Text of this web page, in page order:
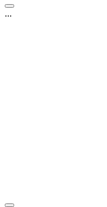
...